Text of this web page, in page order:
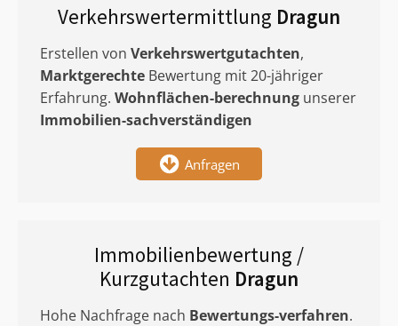
Verkehrswertermittlung Dragun
Erstellen von Verkehrswertgutachten,
Marktgerechte Bewertung mit 20-jähriger
Erfahrung. Wohnflächen-berechnung unserer
Immobilien-sachverständigen
Anfragen
Immobilienbewertung /
Kurzgutachten Dragun
Hohe Nachfrage nach Bewertungs-verfahren.